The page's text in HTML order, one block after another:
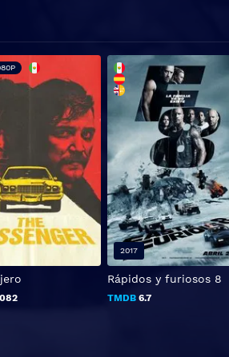
Rápidos y furiosos 8
TMDB6.7
2017